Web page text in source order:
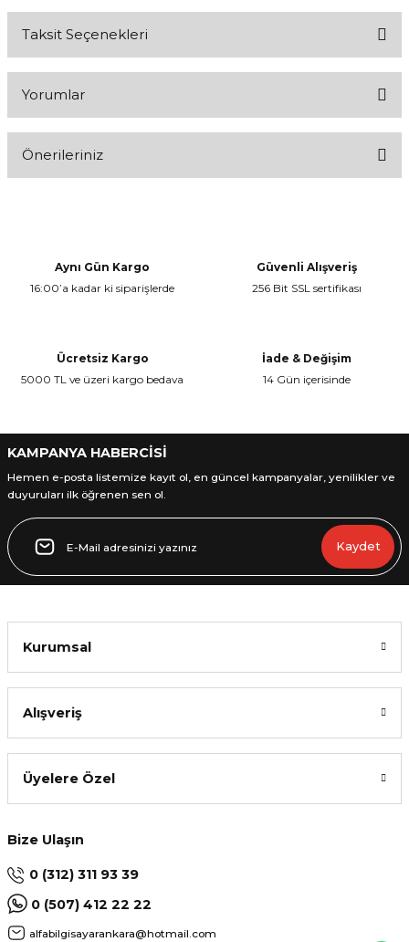
Taksit Seçenekleri
Yorumlar
Önerileriniz
Ürün resmi kalitesiz, bozuk veya görüntülenemiyor.
Gönder
Aynı Gün Kargo
16:00’a kadar ki siparişlerde
Güvenli Alışveriş
256 Bit SSL sertifikası
Ücretsiz Kargo
5000 TL ve üzeri kargo bedava
İade & Değişim
14 Gün içerisinde
KAMPANYA HABERCİSİ
Hemen e-posta listemize kayıt ol, en güncel kampanyalar, yenilikler ve
duyuruları ilk öğrenen sen ol.
Kaydet
Kurumsal
Alışveriş
Üyelere Özel
Bize Ulaşın
0 (312) 311 93 39
0 (507) 412 22 22
alfabilgisayarankara@hotmail.com